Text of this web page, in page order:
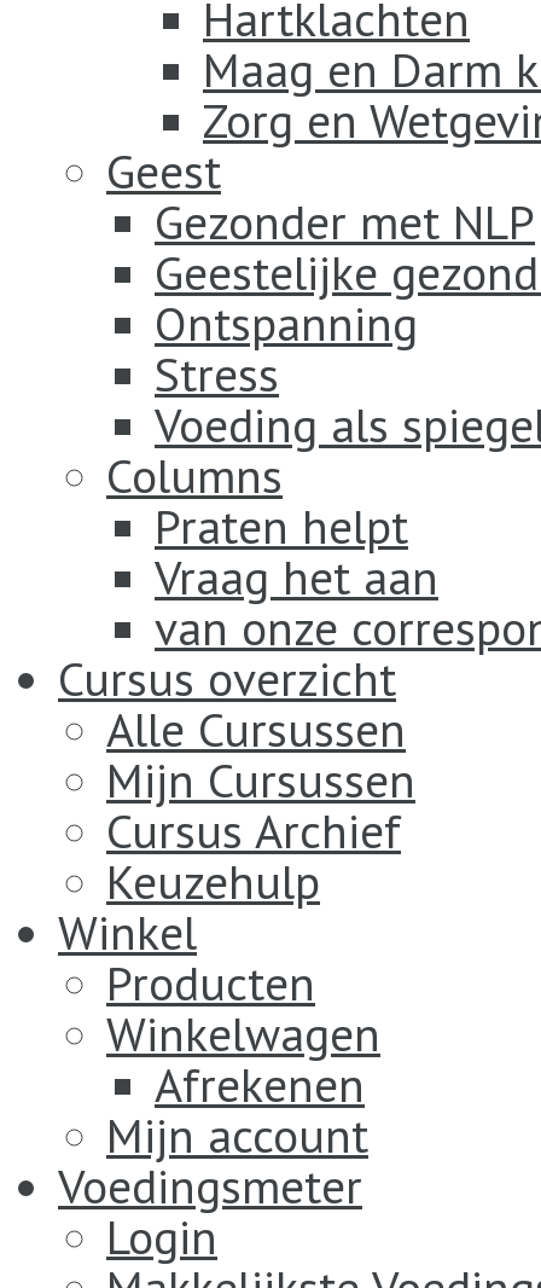
Hartklachten
Maag en Darm
Zorg en
Geest
Gezonder met NLP
Geestelijke
Ontspanning
Stress
Voeding als
Columns
Praten helpt
Vraag het aan
van onze
Cursus overzicht
Alle Cursussen
Mijn Cursussen
Cursus Archief
Keuzehulp
Winkel
Producten
Winkelwagen
Afrekenen
Mijn account
Voedingsmeter
Login